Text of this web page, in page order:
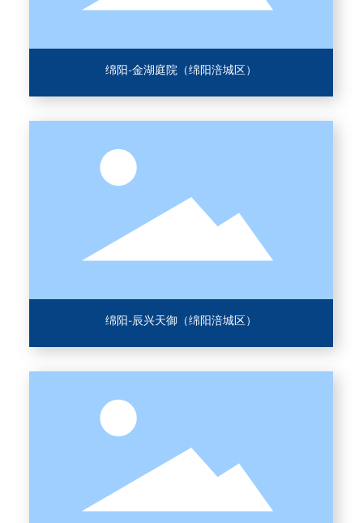
绵阳-金湖庭院（绵阳涪城区）
绵阳-辰兴天御（绵阳涪城区）